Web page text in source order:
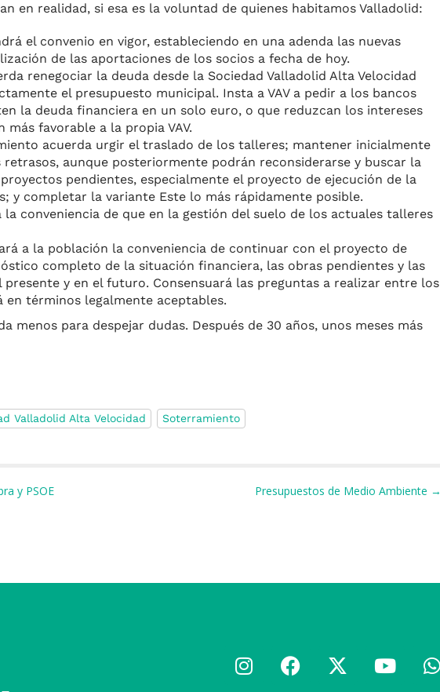
en realidad, si esa es la voluntad de quienes habitamos Valladolid:
el convenio en vigor, estableciendo en una adenda las nuevas
de las aportaciones de los socios a fecha de hoy.
renegociar la deuda desde la Sociedad Valladolid Alta Velocidad
el presupuesto municipal. Insta a VAV a pedir a los bancos
la deuda financiera en un solo euro, o que reduzcan los intereses
favorable a la propia VAV.
acuerda urgir el traslado de los talleres; mantener inicialmente
aunque posteriormente podrán reconsiderarse y buscar la
pendientes, especialmente el proyecto de ejecución de la
y completar la variante Este lo más rápidamente posible.
la conveniencia de que en la gestión del suelo de los actuales talleres
a la población la conveniencia de continuar con el proyecto de
completo de la situación financiera, las obras pendientes y las
y en el futuro. Consensuará las preguntas a realizar entre los
términos legalmente aceptables.
menos para despejar dudas. Después de 30 años, unos meses más
Valladolid Alta Velocidad Soterramiento
y PSOE
Presupuestos de Medio Ambiente →